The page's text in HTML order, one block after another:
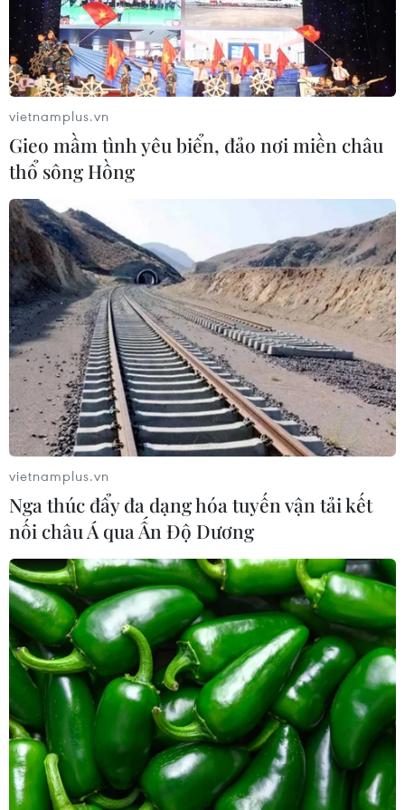
TIN CÙNG CHUYÊN MỤC
vietnamplus.vn
Gieo mầm tình yêu biển, đảo nơi miền châu
thổ sông Hồng
vietnamplus.vn
Nga thúc đẩy đa dạng hóa tuyến vận tải kết
nối châu Á qua Ấn Độ Dương